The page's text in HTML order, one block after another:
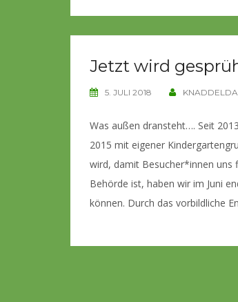
Jetzt wird
5. JULI 2018
Was außen dransteht…. Seit
2015 mit eigener
wird, damit Besucher*innen uns
Behörde ist, haben wir im Juni
können. Durch das vorbildliche